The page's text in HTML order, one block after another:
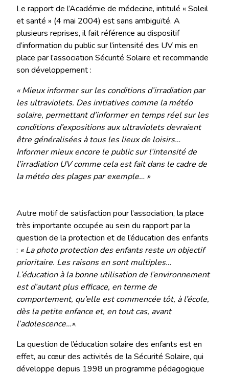
Le rapport de l’Académie de médecine, intitulé « Soleil
et santé » (4 mai 2004) est sans ambiguïté. A
plusieurs reprises, il fait référence au dispositif
d’information du public sur l’intensité des UV mis en
place par l’association Sécurité Solaire et recommande
son développement :
« Mieux informer sur les conditions d’irradiation par
les ultraviolets. Des initiatives comme la météo
solaire, permettant d’informer en temps réel sur les
conditions d’expositions aux ultraviolets devraient
être généralisées à tous les lieux de loisirs…
Informer mieux encore le public sur l’intensité de
l’irradiation UV comme cela est fait dans le cadre de
la météo des plages par exemple… »
Autre motif de satisfaction pour l’association, la place
très importante occupée au sein du rapport par la
question de la protection et de l’éducation des enfants
: « La photo protection des enfants reste un objectif
prioritaire. Les raisons en sont multiples…
L’éducation à la bonne utilisation de l’environnement
est d’autant plus efficace, en terme de
comportement, qu’elle est commencée tôt, à l’école,
dès la petite enfance et, en tout cas, avant
l’adolescence…».
La question de l’éducation solaire des enfants est en
effet, au cœur des activités de la Sécurité Solaire, qui
développe depuis 1998 un programme pédagogique